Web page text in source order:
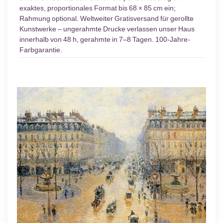
exaktes, proportionales Format bis 68 × 85 cm ein;
Rahmung optional. Weltweiter Gratisversand für gerollte
Kunstwerke – ungerahmte Drucke verlassen unser Haus
innerhalb von 48 h, gerahmte in 7–8 Tagen. 100-Jahre-
Farbgarantie.